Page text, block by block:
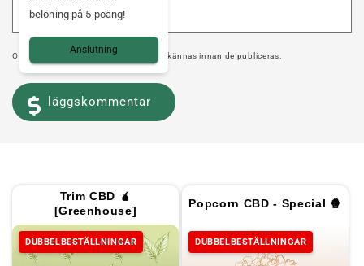
Observera att kommentarer måste godkännas innan de publiceras.
Trim CBD 🧉
[Greenhouse]
DUBBELBESTÄLLNINGAR
Popcorn CBD - Special 🍿
DUBBELBESTÄLLNINGAR
belöning på 5 poäng!
Anslutning